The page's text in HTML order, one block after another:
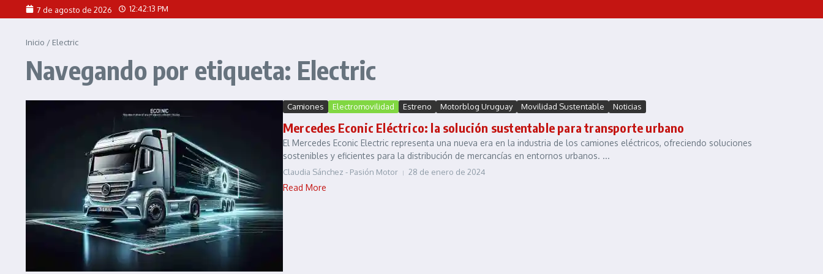
Saltar al contenido7 de agosto de 2026 12:42:13 PM
Inicio / Electric
Navegando por etiqueta: Electric
Camiones Electromovilidad Estreno Motorblog Uruguay Movilidad Sustentable Noticias
Mercedes Econic Eléctrico: la solución sustentable para transporte urbano
El Mercedes Econic Electric representa una nueva era en la industria de los camiones eléctricos, ofreciendo soluciones
sostenibles y eficientes para la distribución de mercancías en entornos urbanos. ...
Claudia Sánchez - Pasión Motor 28 de enero de 2024
Read More